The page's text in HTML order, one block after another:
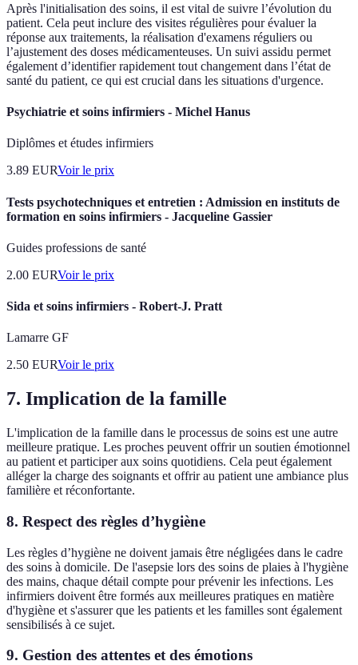
Après l'initialisation des soins, il est vital de suivre l’évolution du
patient. Cela peut inclure des visites régulières pour évaluer la
réponse aux traitements, la réalisation d'examens réguliers ou
l’ajustement des doses médicamenteuses. Un suivi assidu permet
également d’identifier rapidement tout changement dans l’état de
santé du patient, ce qui est crucial dans les situations d'urgence.
Psychiatrie et soins infirmiers - Michel Hanus
Diplômes et études infirmiers
3.89 EURVoir le prix
Tests psychotechniques et entretien : Admission en instituts de
formation en soins infirmiers - Jacqueline Gassier
Guides professions de santé
2.00 EURVoir le prix
Sida et soins infirmiers - Robert-J. Pratt
Lamarre GF
2.50 EURVoir le prix
7. Implication de la famille
L'implication de la famille dans le processus de soins est une autre
meilleure pratique. Les proches peuvent offrir un soutien émotionnel
au patient et participer aux soins quotidiens. Cela peut également
alléger la charge des soignants et offrir au patient une ambiance plus
familière et réconfortante.
8. Respect des règles d’hygiène
Les règles d’hygiène ne doivent jamais être négligées dans le cadre
des soins à domicile. De l'asepsie lors des soins de plaies à l'hygiène
des mains, chaque détail compte pour prévenir les infections. Les
infirmiers doivent être formés aux meilleures pratiques en matière
d'hygiène et s'assurer que les patients et les familles sont également
sensibilisés à ce sujet.
9. Gestion des attentes et des émotions